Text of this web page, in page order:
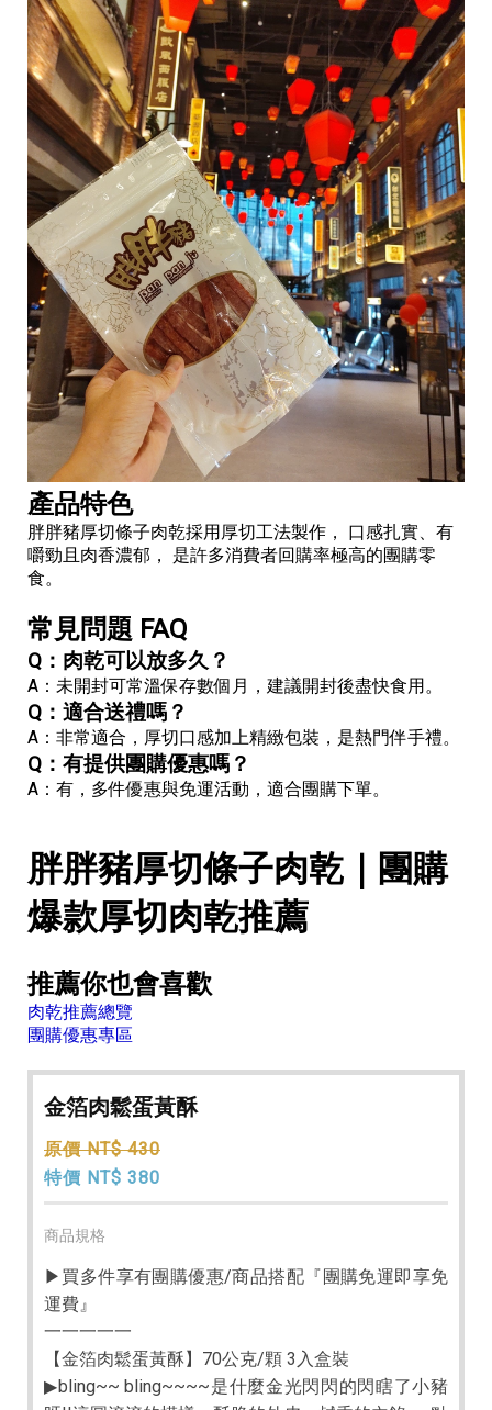
產品特色
胖胖豬厚切條子肉乾採用厚切工法製作， 口感扎實、有
嚼勁且肉香濃郁， 是許多消費者回購率極高的團購零
食。
常見問題 FAQ
Q：肉乾可以放多久？
A：未開封可常溫保存數個月，建議開封後盡快食用。
Q：適合送禮嗎？
A：非常適合，厚切口感加上精緻包裝，是熱門伴手禮。
Q：有提供團購優惠嗎？
A：有，多件優惠與免運活動，適合團購下單。
胖胖豬厚切條子肉乾｜團購
爆款厚切肉乾推薦
推薦你也會喜歡
肉乾推薦總覽
團購優惠專區
金箔肉鬆蛋黃酥
原價 NT$ 430
特價 NT$ 380
商品規格
▶買多件享有團購優惠/商品搭配『團購免運即享免
運費』
一一一一一
【金箔肉鬆蛋黃酥】70公克/顆 3入盒裝
▶bling~~ bling~~~~是什麼金光閃閃的閃瞎了小豬